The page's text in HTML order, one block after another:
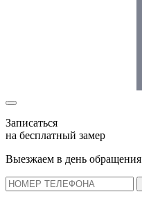
Записаться
на бесплатный замер
Выезжаем в день обращения